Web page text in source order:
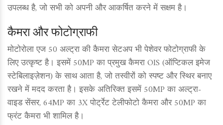
उपलब्ध है, जो सभी को अपनी और आकर्षित करने में सक्षम है।
कैमरा और फोटोग्राफी
मोटोरोला एज 50 अल्ट्रा की कैमरा सेटअप भी पेशेवर फोटोग्राफी के
लिए उत्कृष्ट है। इसमें 50MP का प्रमुख कैमरा OIS (ऑप्टिकल इमेज
स्टेबिलाइज़ेशन) के साथ आता है, जो तस्वीरों को स्पष्ट और स्थिर बनाए
रखने में मदद करता है। इसके अतिरिक्त इसमें 50MP का अल्ट्रा-
वाइड सेंसर, 64MP का 3X पोर्ट्रेट टेलीफोटो कैमरा और 50MP का
फ्रंट कैमरा भी शामिल है।